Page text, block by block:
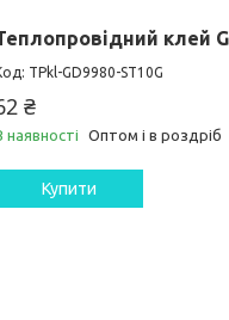
клей
TPkl-GD9980-ST10G
₴
наявності Оптом і в роздріб
Купити